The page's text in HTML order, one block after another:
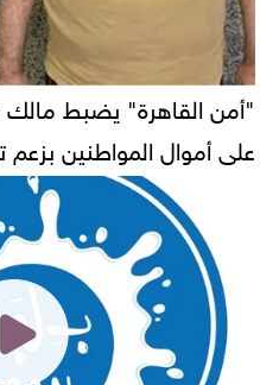
"أمن القاهرة" يضبط
على أموال المواطنين بزعم